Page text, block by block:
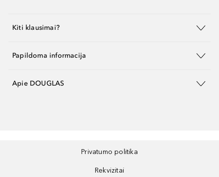
Kiti klausimai?
Papildoma informacija
Apie DOUGLAS
Privatumo politika
Rekvizitai